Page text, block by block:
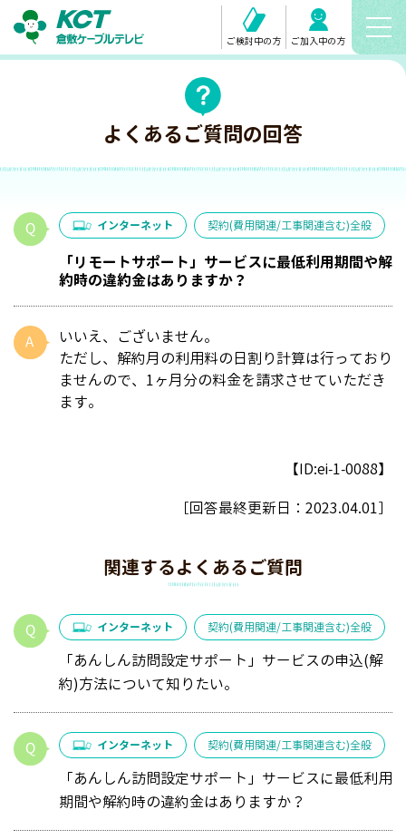
ご検討中の方 ご加入中の方
よくあるご質問の回答
インターネット 契約(費用関連/工事関連含む)全般
「リモートサポート」サービスに最低利用期間や解
約時の違約金はありますか？
いいえ、ございません。
ただし、解約月の利用料の日割り計算は行っており
ませんので、1ヶ月分の料金を請求させていただき
ます。
【ID:ei-1-0088】
［回答最終更新日： 2023.04.01］
関連するよくあるご質問
インターネット 契約(費用関連/工事関連含む)全般
「あんしん訪問設定サポート」サービスの申込(解
約)方法について知りたい。
インターネット 契約(費用関連/工事関連含む)全般
「あんしん訪問設定サポート」サービスに最低利用
期間や解約時の違約金はありますか？